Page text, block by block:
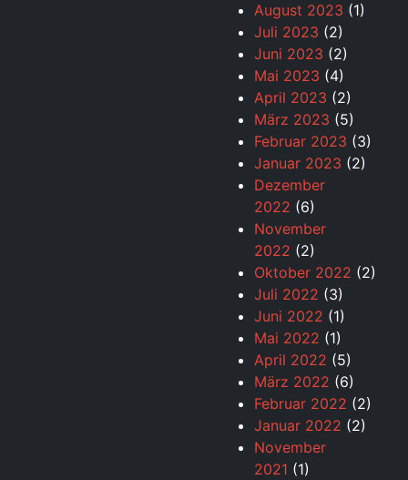
August 2023 (1)
Juli 2023 (2)
Juni 2023 (2)
Mai 2023 (4)
April 2023 (2)
März 2023 (5)
Februar 2023 (3)
Januar 2023 (2)
Dezember
2022 (6)
November
2022 (2)
Oktober 2022 (2)
Juli 2022 (3)
Juni 2022 (1)
Mai 2022 (1)
April 2022 (5)
März 2022 (6)
Februar 2022 (2)
Januar 2022 (2)
November
2021 (1)